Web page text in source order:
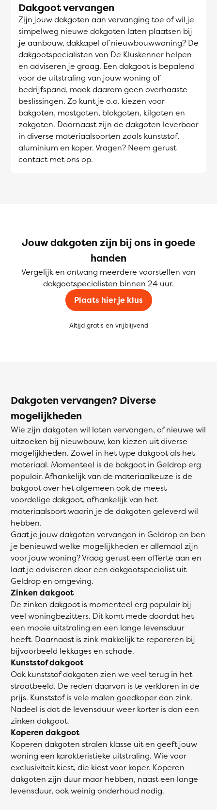
Dakgoot vervangen
Zijn jouw dakgoten aan vervanging toe of wil je
simpelweg nieuwe dakgoten laten plaatsen bij
je aanbouw, dakkapel of nieuwbouwwoning? De
dakgootspecialisten van De Kluskenner helpen
en adviseren je graag. Een dakgoot is bepalend
voor de uitstraling van jouw woning of
bedrijfspand, maak daarom geen overhaaste
beslissingen. Zo kunt je o.a. kiezen voor
bakgoten, mastgoten, blokgoten, kilgoten en
zakgoten. Daarnaast zijn de dakgoten leverbaar
in diverse materiaalsoorten zoals kunststof,
aluminium en koper. Vragen? Neem gerust
contact met ons op.
Jouw dakgoten zijn bij ons in goede
handen
Vergelijk en ontvang meerdere voorstellen van
dakgootspecialisten binnen 24 uur.
Plaats hier je klus
Altijd gratis en vrijblijvend
Dakgoten vervangen? Diverse
mogelijkheden
Wie zijn dakgoten wil laten vervangen, of nieuwe wil
uitzoeken bij nieuwbouw, kan kiezen uit diverse
mogelijkheden. Zowel in het type dakgoot als het
materiaal. Momenteel is de bakgoot in Geldrop erg
populair. Afhankelijk van de materiaalkeuze is de
bakgoot over het algemeen ook de meest
voordelige dakgoot, afhankelijk van het
materiaalsoort waarin je de dakgoten geleverd wil
hebben.
Gaat je jouw dakgoten vervangen in Geldrop en ben
je benieuwd welke mogelijkheden er allemaal zijn
voor jouw woning? Vraag gerust een offerte aan en
laat je adviseren door een dakgootspecialist uit
Geldrop en omgeving.
Zinken dakgoot
De zinken dakgoot is momenteel erg populair bij
veel woningbezitters. Dit komt mede doordat het
een mooie uitstraling en een lange levensduur
heeft. Daarnaast is zink makkelijk te repareren bij
bijvoorbeeld lekkages en schade.
Kunststof dakgoot
Ook kunststof dakgoten zien we veel terug in het
straatbeeld. De reden daarvan is te verklaren in de
prijs. Kunststof is vele malen goedkoper dan zink.
Nadeel is dat de levensduur weer korter is dan een
zinken dakgoot.
Koperen dakgoot
Koperen dakgoten stralen klasse uit en geeft jouw
woning een karakteristieke uitstraling. Wie voor
exclusiviteit kiest, die kiest voor koper. Koperen
dakgoten zijn duur maar hebben, naast een lange
levensduur, ook weinig onderhoud nodig.